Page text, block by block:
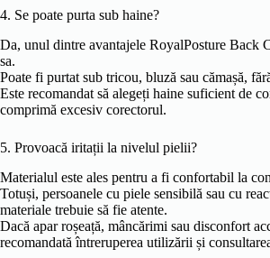
4. Se poate purta sub haine?
Da, unul dintre avantajele RoyalPosture Back
sa.
Poate fi purtat sub tricou, bluză sau cămașă,
Este recomandat să alegeți haine suficient de
comprimă excesiv corectorul.
5. Provoacă iritații la nivelul pielii?
Materialul este ales pentru a fi confortabil la
Totuși, persoanele cu piele sensibilă sau cu
materiale trebuie să fie atente.
Dacă apar roșeață, mâncărimi sau disconfort
recomandată întreruperea utilizării și